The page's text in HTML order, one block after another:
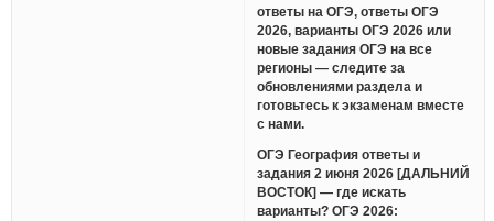
ответы на ОГЭ, ответы ОГЭ
2026, варианты ОГЭ 2026 или
новые задания ОГЭ на все
регионы — следите за
обновлениями раздела и
готовьтесь к экзаменам вместе
с нами.
ОГЭ География ответы и
задания 2 июня 2026 [ДАЛЬНИЙ
ВОСТОК] — где искать
варианты? ОГЭ 2026: